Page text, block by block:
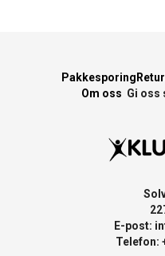
PakkesporingRetur
Om oss Gi oss
E-post:
Telefon: